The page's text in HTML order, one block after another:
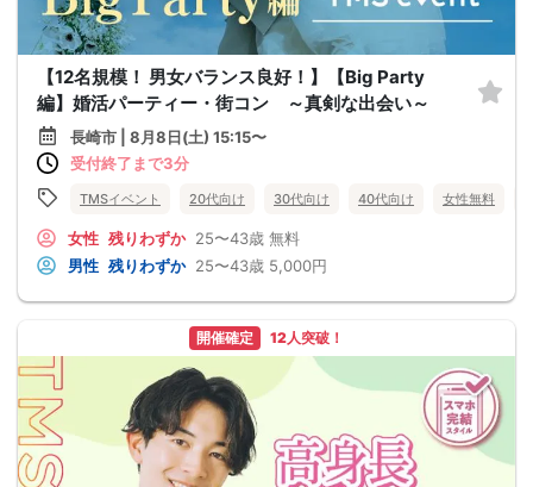
【12名規模！ 男女バランス良好！】【Big Party
編】婚活パーティー・街コン ～真剣な出会い～
長崎市 | 8月8日(土) 15:15〜
受付終了まで3分
TMSイベント 20代向け 30代向け 40代向け 女性無料
女性 残りわずか 25〜43歳 無料
男性 残りわずか 25〜43歳 5,000円
開催確定 12人突破！